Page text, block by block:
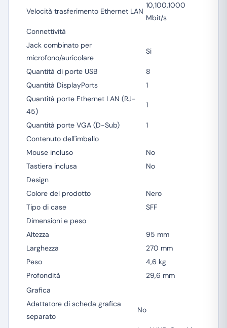
Velocità trasferimento Ethernet LAN
10,100,1000
Mbit/s
Connettività
Jack combinato per
microfono/auricolare
Si
Quantità di porte USB
8
Quantità DisplayPorts
1
Quantità porte Ethernet LAN (RJ-
45)
1
Quantità porte VGA (D-Sub)
1
Contenuto dell'imballo
Mouse incluso
No
Tastiera inclusa
No
Design
Colore del prodotto
Nero
Tipo di case
SFF
Dimensioni e peso
Altezza
95 mm
Larghezza
270 mm
Peso
4,6 kg
Profondità
29,6 mm
Grafica
Adattatore di scheda grafica
separato
No